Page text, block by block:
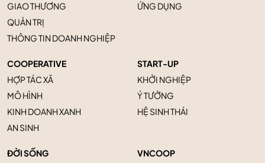
GIAO THƯƠNG
QUẢN TRỊ
THÔNG TIN DOANH NGHIỆP
ỨNG DỤNG
COOPERATIVE
HỢP TÁC XÃ
MÔ HÌNH
KINH DOANH XANH
AN SINH
START-UP
KHỞI NGHIỆP
Ý TƯỞNG
HỆ SINH THÁI
ĐỜI SỐNG
VNCOOP